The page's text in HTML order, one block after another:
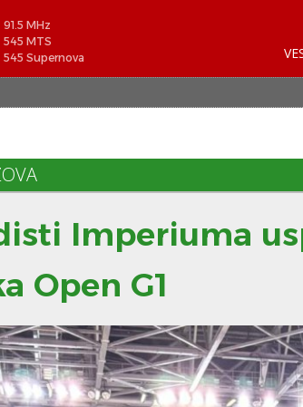
91.5 MHz
545 MTS
545 Supernova
Imperiuma
Open G1